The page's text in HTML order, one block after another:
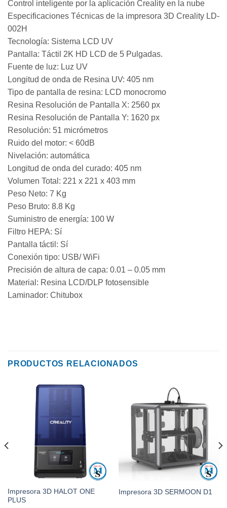
Control inteligente por la aplicación Creality en la nube
Especificaciones Técnicas de la impresora 3D Creality LD-
002H
Tecnología: Sistema LCD UV
Pantalla: Táctil 2K HD LCD de 5 Pulgadas.
Fuente de luz: Luz UV
Longitud de onda de Resina UV: 405 nm
Tipo de pantalla de resina: LCD monocromo
Resina Resolución de Pantalla X: 2560 px
Resina Resolución de Pantalla Y: 1620 px
Resolución: 51 micrómetros
Ruido del motor: < 60dB
Nivelación: automática
Longitud de onda del curado: 405 nm
Volumen Total: 221 x 221 x 403 mm
Peso Neto: 7 Kg
Peso Bruto: 8.8 Kg
Suministro de energía: 100 W
Filtro HEPA: Sí
Pantalla táctil: Sí
Conexión tipo: USB/ WiFi
Precisión de altura de capa: 0.01 – 0.05 mm
Material: Resina LCD/DLP fotosensible
Laminador: Chitubox
PRODUCTOS RELACIONADOS
Impresora 3D HALOT ONE
PLUS
Impresora 3D SERMOON D1